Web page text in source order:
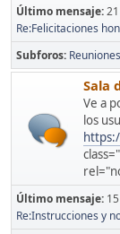
Último mensaje:
Re:Felicitaciones
Subforos
Sala
Ve a
los
Último mensaje:
Re:Instrucciones y